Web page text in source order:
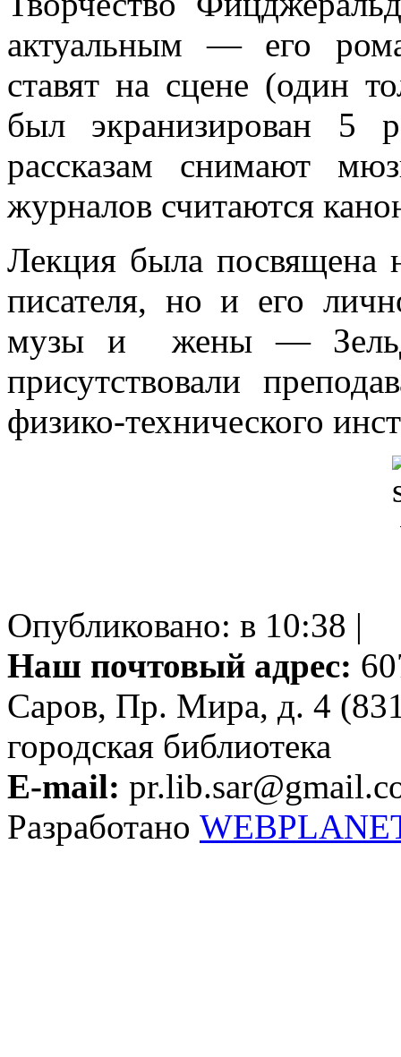
актуальным — его
ставят на сцене (один
был экранизирован 5
рассказам снимают
журналов считаются
Лекция была посвящена
писателя, но и его
музы и жены —
присутствовали
физико-технического
Опубликовано: в 10:38 |
Наш почтовый адрес:
Саров, Пр. Мира, д. 4
городская библиотека
E-mail:
Разработано